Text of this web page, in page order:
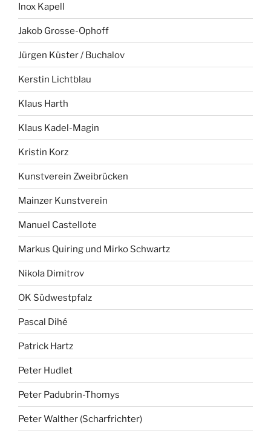
Inox Kapell
Jakob Grosse-Ophoff
Jürgen Küster / Buchalov
Kerstin Lichtblau
Klaus Harth
Klaus Kadel-Magin
Kristin Korz
Kunstverein Zweibrücken
Mainzer Kunstverein
Manuel Castellote
Markus Quiring und Mirko Schwartz
Nikola Dimitrov
OK Südwestpfalz
Pascal Dihé
Patrick Hartz
Peter Hudlet
Peter Padubrin-Thomys
Peter Walther (Scharfrichter)